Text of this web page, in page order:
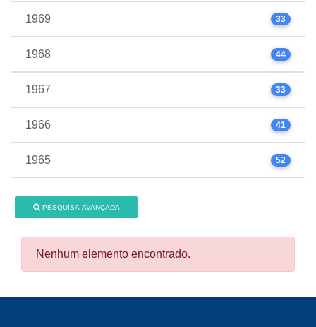
1969 33
1968 44
1967 33
1966 41
1965 52
PESQUISA AVANÇADA
Nenhum elemento encontrado.